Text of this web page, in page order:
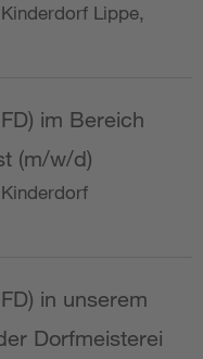
Lippe,
im Bereich
(m/w/d)
in unserem
Dorfmeisterei